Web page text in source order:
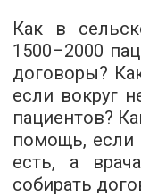
Как в
1500–2000
договоры?
если вокруг
пациентов?
помощь, если
есть, а
собирать